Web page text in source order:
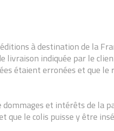
à destination de la
livraison indiquée par le
étaient erronées et que le
et intérêts de la
que le colis puisse y être